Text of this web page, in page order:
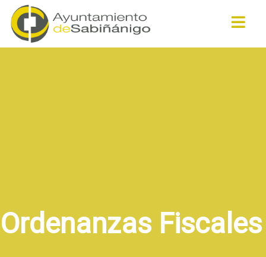
Ordenanzas Fiscales